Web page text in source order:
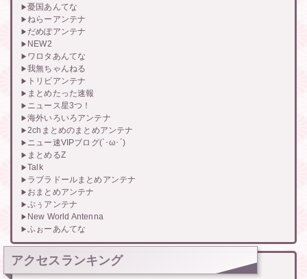
憂国あんてな
ねらーアンテナ
だめぽアンテナ
NEW2
ワロタあんてな
我無ちゃんねる
トリビアンテナ
まとめたった速報
ニュース星3つ！
海外いろいろアンテナ
2chまとめのまとめアンテナ
ニュー速VIPブログ(`･ω･´)
まとめるZ
Talk
ラブラドールまとめアンテナ
おまとめアンテナ
ぷぅアンテナ
New World Antenna
ふぉーあんてな
アクセスランキング